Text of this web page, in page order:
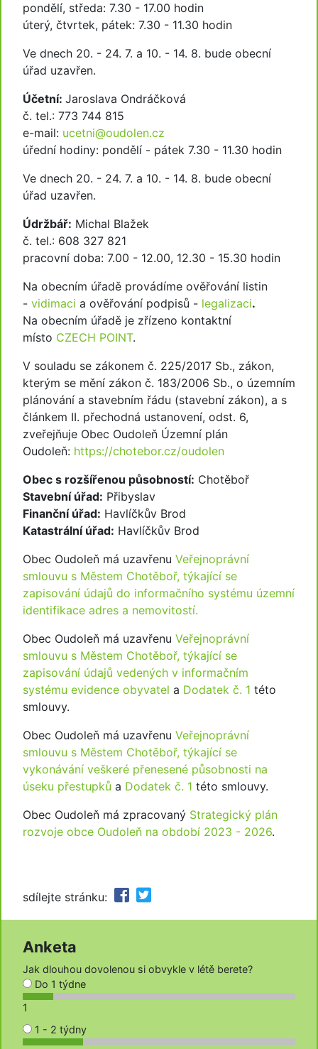
pondělí, středa: 7.30 - 17.00 hodin
úterý, čtvrtek, pátek: 7.30 - 11.30 hodin
Ve dnech 20. - 24. 7. a 10. - 14. 8. bude obecní
úřad uzavřen.
Účetní: Jaroslava Ondráčková
č. tel.: 773 744 815
e-mail: ucetni@oudolen.cz
úřední hodiny: pondělí - pátek 7.30 - 11.30 hodin
Ve dnech 20. - 24. 7. a 10. - 14. 8. bude obecní
úřad uzavřen.
Údržbář: Michal Blažek
č. tel.: 608 327 821
pracovní doba: 7.00 - 12.00, 12.30 - 15.30 hodin
Na obecním úřadě provádíme ověřování listin
- vidimaci a ověřování podpisů - legalizaci.
Na obecním úřadě je zřízeno kontaktní
místo CZECH POINT.
V souladu se zákonem č. 225/2017 Sb., zákon,
kterým se mění zákon č. 183/2006 Sb., o územním
plánování a stavebním řádu (stavební zákon), a s
článkem II. přechodná ustanovení, odst. 6,
zveřejňuje Obec Oudoleň Územní plán
Oudoleň: https://chotebor.cz/oudolen
Obec s rozšířenou působností: Chotěboř
Stavební úřad: Přibyslav
Finanční úřad: Havlíčkův Brod
Katastrální úřad: Havlíčkův Brod
Obec Oudoleň má uzavřenu Veřejnoprávní
smlouvu s Městem Chotěboř, týkající se
zapisování údajů do informačního systému územní
identifikace adres a nemovitostí.
Obec Oudoleň má uzavřenu Veřejnoprávní
smlouvu s Městem Chotěboř, týkající se
zapisování údajů vedených v informačním
systému evidence obyvatel a Dodatek č. 1 této
smlouvy.
Obec Oudoleň má uzavřenu Veřejnoprávní
smlouvu s Městem Chotěboř, týkající se
vykonávání veškeré přenesené působnosti na
úseku přestupků a Dodatek č. 1 této smlouvy.
Obec Oudoleň má zpracovaný Strategický plán
rozvoje obce Oudoleň na období 2023 - 2026.
sdílejte stránku:
Anketa
Jak dlouhou dovolenou si obvykle v létě berete?
Do 1 týdne
1
1 - 2 týdny